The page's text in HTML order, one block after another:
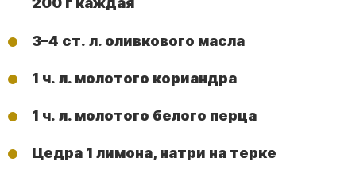
3–4 ст. л. оливкового масла
1 ч. л. молотого кориандра
1 ч. л. молотого белого перца
Цедра 1 лимона, натри на терке